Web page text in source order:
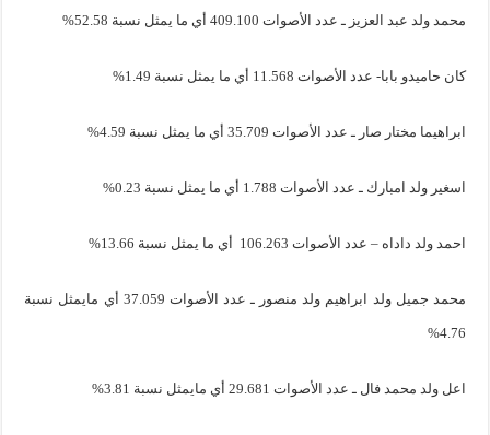
محمد ولد عبد العزيز ـ عدد الأصوات 409.100 أي ما يمثل نسبة 52.58%
كان حاميدو بابا- عدد الأصوات 11.568 أي ما يمثل نسبة 1.49%
ابراهيما مختار صار ـ عدد الأصوات 35.709 أي ما يمثل نسبة 4.59%
اسغير ولد امبارك ـ عدد الأصوات 1.788 أي ما يمثل نسبة 0.23%
احمد ولد داداه – عدد الأصوات 106.263 أي ما يمثل نسبة 13.66%
محمد جميل ولد ابراهيم ولد منصور ـ عدد الأصوات 37.059 أي مايمثل نسبة
4.76%
اعل ولد محمد فال ـ عدد الأصوات 29.681 أي مايمثل نسبة 3.81%